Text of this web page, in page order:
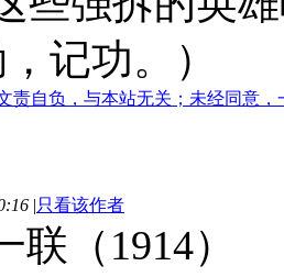
记功。）
责自负，与本站无关；未经同意
|只看该作者
（1914）